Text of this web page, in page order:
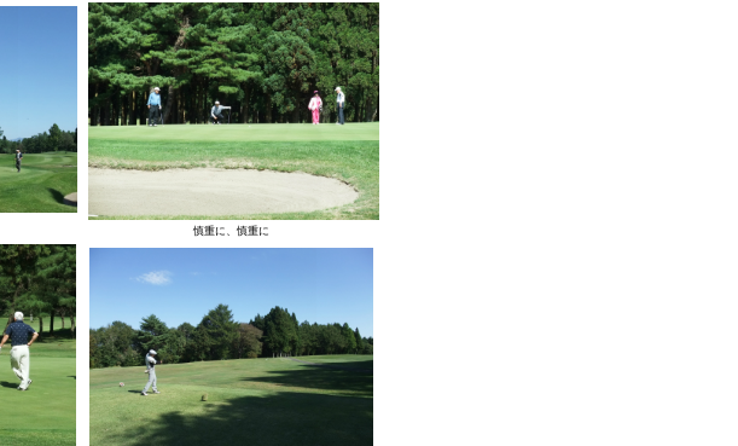
慎重に、慎重に